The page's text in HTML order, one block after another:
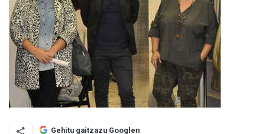
Gehitu gaitzazu Googlen